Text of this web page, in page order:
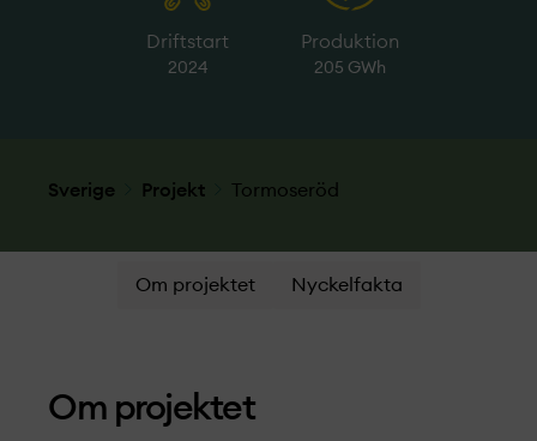
Driftstart
2024
Produktion
205 GWh
Sverige Projekt­ Tormoseröd
Om projektet Nyckelfakta
Om projekt­et